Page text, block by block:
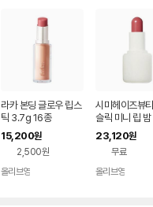
라카 본딩 글로우 립스
틱 3.7g 16종
15,200원
2,500원
올리브영
시미헤이즈뷰
슬릭 미니 립
23,120원
무료
올리브영